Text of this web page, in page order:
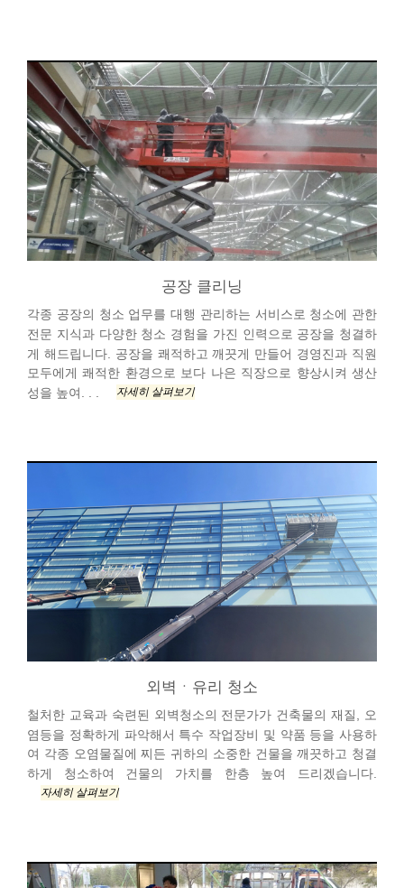
공장 클리닝
각종 공장의 청소 업무를 대행 관리하는 서비스로 청소에 관한
전문 지식과 다양한 청소 경험을 가진 인력으로 공장을 청결하
게 해드립니다. 공장을 쾌적하고 깨끗게 만들어 경영진과 직원
모두에게 쾌적한 환경으로 보다 나은 직장으로 향상시켜 생산
성을 높여. . .
자세히 살펴보기
외벽ㆍ유리 청소
철처한 교육과 숙련된 외벽청소의 전문가가 건축물의 재질, 오
염등을 정확하게 파악해서 특수 작업장비 및 약품 등을 사용하
여 각종 오염물질에 찌든 귀하의 소중한 건물을 깨끗하고 청결
하게 청소하여 건물의 가치를 한층 높여 드리겠습니다.
자세히 살펴보기